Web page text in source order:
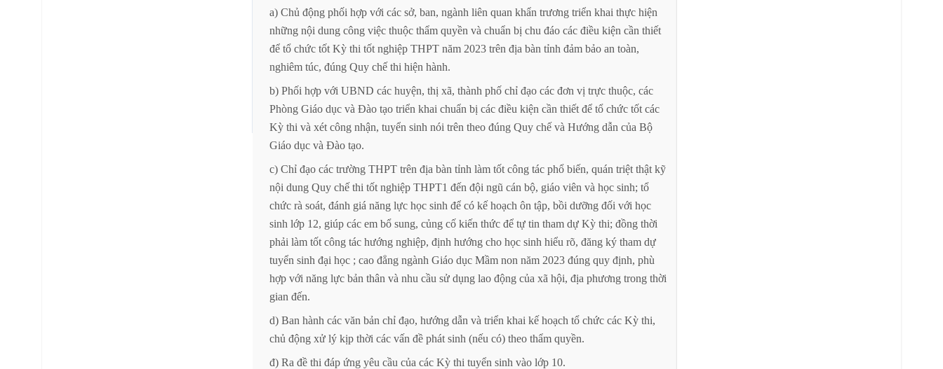
a) Chủ động phối hợp với các sở, ban, ngành liên quan khẩn trương triển khai thực hiện
những nội dung công việc thuộc thẩm quyền và chuẩn bị chu đáo các điều kiện cần thiết
để tổ chức tốt Kỳ thi tốt nghiệp THPT năm 2023 trên địa bàn tỉnh đảm bảo an toàn,
nghiêm túc, đúng Quy chế thi hiện hành.
b) Phối hợp với UBND các huyện, thị xã, thành phố chỉ đạo các đơn vị trực thuộc, các
Phòng Giáo dục và Đào tạo triển khai chuẩn bị các điều kiện cần thiết để tổ chức tốt các
Kỳ thi và xét công nhận, tuyển sinh nói trên theo đúng Quy chế và Hướng dẫn của Bộ
Giáo dục và Đào tạo.
c) Chỉ đạo các trường THPT trên địa bàn tỉnh làm tốt công tác phổ biến, quán triệt thật kỹ
nội dung Quy chế thi tốt nghiệp THPT1 đến đội ngũ cán bộ, giáo viên và học sinh; tổ
chức rà soát, đánh giá năng lực học sinh để có kế hoạch ôn tập, bồi dưỡng đối với học
sinh lớp 12, giúp các em bổ sung, củng cố kiến thức để tự tin tham dự Kỳ thi; đồng thời
phải làm tốt công tác hướng nghiệp, định hướng cho học sinh hiểu rõ, đăng ký tham dự
tuyển sinh đại học ; cao đẳng ngành Giáo dục Mầm non năm 2023 đúng quy định, phù
hợp với năng lực bản thân và nhu cầu sử dụng lao động của xã hội, địa phương trong thời
gian đến.
d) Ban hành các văn bản chỉ đạo, hướng dẫn và triển khai kế hoạch tổ chức các Kỳ thi,
chủ động xử lý kịp thời các vấn đề phát sinh (nếu có) theo thẩm quyền.
đ) Ra đề thi đáp ứng yêu cầu của các Kỳ thi tuyển sinh vào lớp 10.